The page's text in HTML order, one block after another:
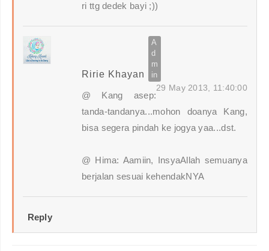
ri ttg dedek bayi ;))
Ririe Khayan
29 May 2013, 11:40:00
@ Kang asep:
tanda-tandanya...mohon doanya Kang,
bisa segera pindah ke jogya yaa...dst.
@ Hima: Aamiin, InsyaAllah semuanya
berjalan sesuai kehendakNYA
Reply